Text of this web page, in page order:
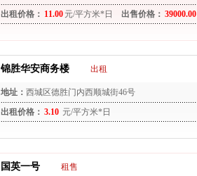
出租价格： 11.00 元/平方米*日 出售价格： 39000.00
锦胜华安商务楼 出租
地址： 西城区德胜门内西顺城街46号
出租价格： 3.10 元/平方米*日
国英一号 租售